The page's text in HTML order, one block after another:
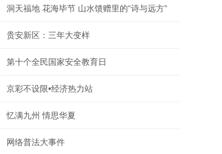
洞天福地 花海毕节 山水馈赠里的“诗与远方”
贵安新区：三年大变样
第十个全民国家安全教育日
京彩不设限•经济热力站
忆满九州 情思华夏
网络普法大事件